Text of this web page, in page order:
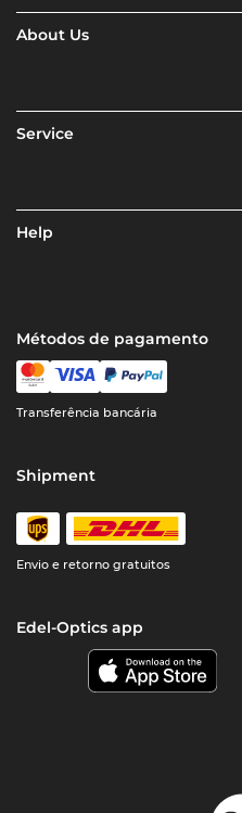
About Us
Service
Help
Métodos de pagamento
Transferência bancária
Shipment
Envio e retorno gratuitos
Edel-Optics app